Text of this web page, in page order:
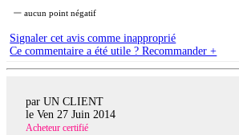
aucun point négatif
Signaler cet avis comme inapproprié
Ce commentaire a été utile ? Recommander +
par UN CLIENT
le Ven 27 Juin 2014
Acheteur certifié